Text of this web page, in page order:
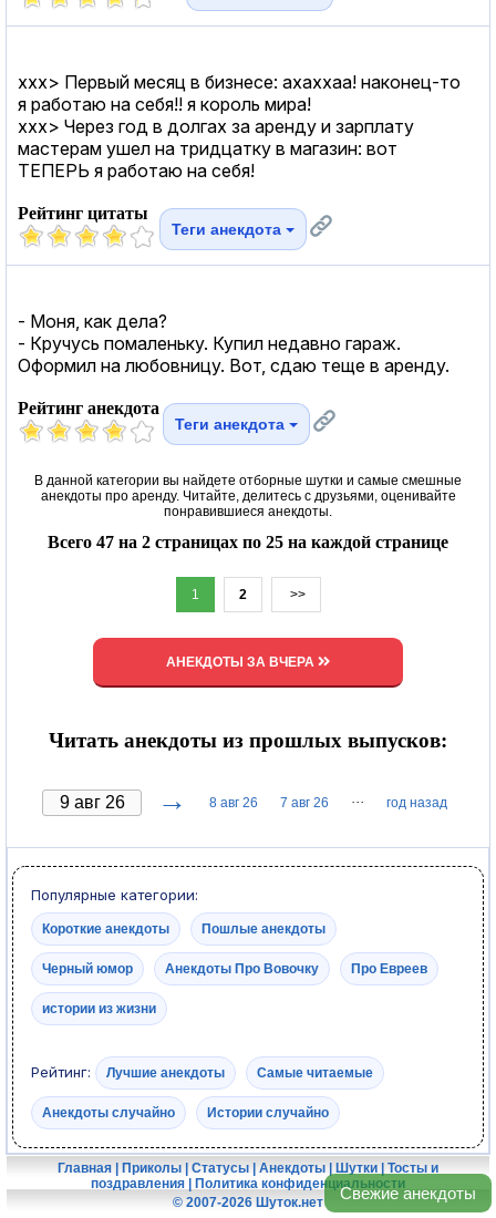
Свежие анекдоты
xxx> Первый месяц в бизнесе: ахаххаа! наконец-то
я работаю на себя!! я король мира!
xxx> Через год в долгах за аренду и зарплату
мастерам ушел на тридцатку в магазин: вот
ТЕПЕРЬ я работаю на себя!
Рейтинг цитаты
Теги анекдота
- Моня, как дела?
- Кручусь помаленьку. Купил недавно гараж.
Оформил на любовницу. Вот, сдаю теще в аренду.
Рейтинг анекдота
Теги анекдота
В данной категории вы найдете отборные шутки и самые смешные
анекдоты про аренду. Читайте, делитесь с друзьями, оценивайте
понравившиеся анекдоты.
Всего 47 на 2 страницах по 25 на каждой странице
1 2 >>
АНЕКДОТЫ ЗА ВЧЕРА
Читать анекдоты из прошлых выпусков:
→ 8 авг 26 7 авг 26 ··· год назад
Популярные категории:
Короткие анекдоты Пошлые анекдоты
Черный юмор Анекдоты Про Вовочку Про Евреев
истории из жизни
Рейтинг: Лучшие анекдоты Самые читаемые
Анекдоты случайно Истории случайно
Главная | Приколы | Статусы | Анекдоты | Шутки | Тосты и
поздравления | Политика конфиденциальности
© 2007-2026 Шуток.нет